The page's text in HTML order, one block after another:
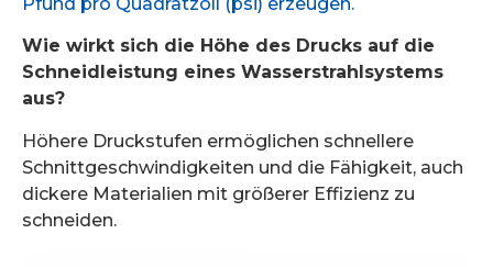
Wie wirkt sich die Höhe des Drucks auf die
Schneidleistung eines Wasserstrahlsystems
aus?
Höhere Druckstufen ermöglichen schnellere
Schnittgeschwindigkeiten und die Fähigkeit, auch
dickere Materialien mit größerer Effizienz zu
schneiden.